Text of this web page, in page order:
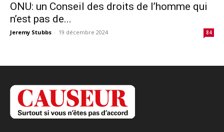
ONU: un Conseil des droits de l’homme qui
n’est pas de...
Jeremy Stubbs - 19 décembre 2024 84